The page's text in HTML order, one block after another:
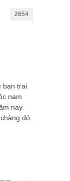
2654
bạn trai
nam
nay
đó.